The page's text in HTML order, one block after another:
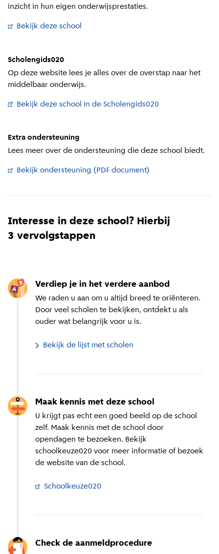
inzicht in hun eigen onderwijsprestaties.
Bekijk deze school
Scholengids020
Op deze website lees je alles over de overstap naar het
middelbaar onderwijs.
Bekijk deze school in de Scholengids020
Extra ondersteuning
Lees meer over de ondersteuning die deze school biedt.
Bekijk ondersteuning (PDF document)
Interesse in deze school? Hierbij
3 vervolgstappen
Verdiep je in het verdere aanbod
We raden u aan om u altijd breed te oriënteren.
Door veel scholen te bekijken, ontdekt u als
ouder wat belangrijk voor u is.
Bekijk de lijst met scholen
Maak kennis met deze school
U krijgt pas echt een goed beeld op de school
zelf. Maak kennis met de school door
opendagen te bezoeken. Bekijk
schoolkeuze020 voor meer informatie of bezoek
de website van de school.
Schoolkeuze020
Check de aanmeldprocedure